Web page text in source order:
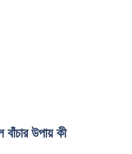
বাঁচার উপায় কী